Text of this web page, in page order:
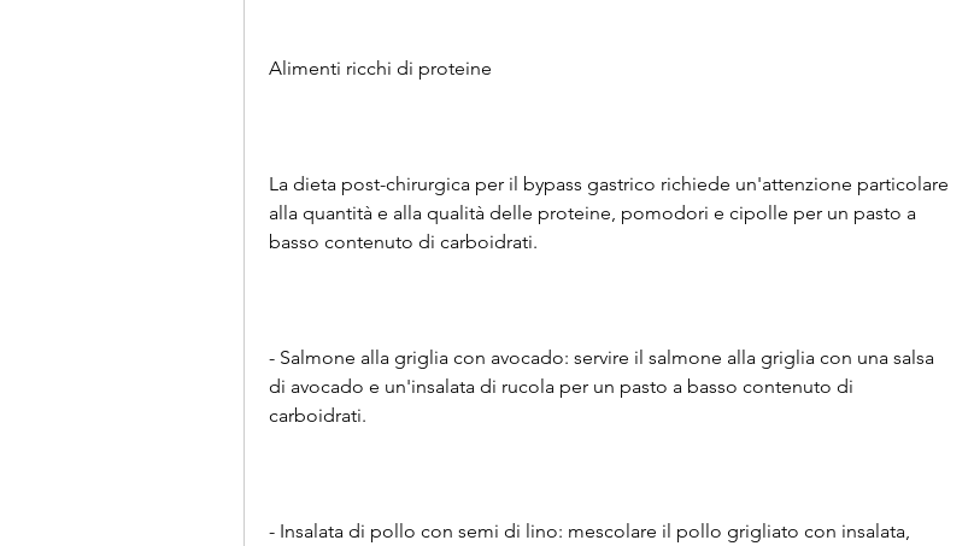
Alimenti ricchi di proteine
La dieta post-chirurgica per il bypass gastrico richiede un'attenzione particolare
alla quantità e alla qualità delle proteine, pomodori e cipolle per un pasto a
basso contenuto di carboidrati.
- Salmone alla griglia con avocado: servire il salmone alla griglia con una salsa
di avocado e un'insalata di rucola per un pasto a basso contenuto di
carboidrati.
- Insalata di pollo con semi di lino: mescolare il pollo grigliato con insalata,